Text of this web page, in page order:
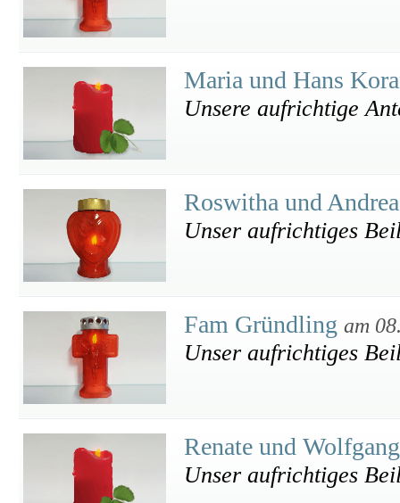
Maria und Hans
Unsere aufrichtige
Roswitha und
Unser aufrichtiges
Fam Gründling am
Unser aufrichtiges
Renate und
Unser aufrichtiges